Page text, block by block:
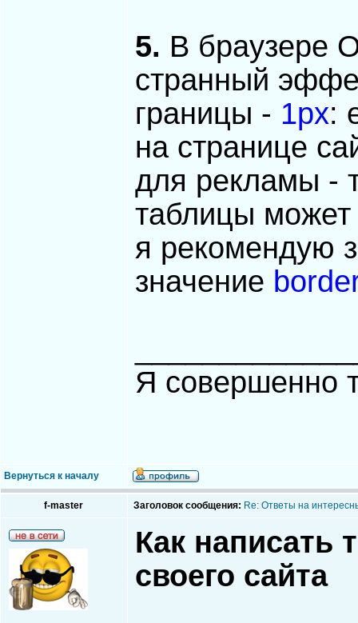
5. В браузере
странный
границы - 1px:
на странице
для рекламы -
таблицы может
я рекомендую
значение
Я совершенно
Вернуться к началу
f-master Заголовок сообщения: Re: Ответы на
Как написать
своего сайта